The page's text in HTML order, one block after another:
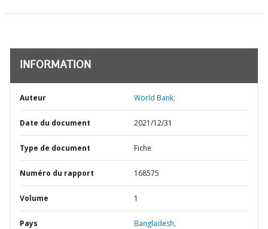
INFORMATION
Auteur World Bank;
Date du document 2021/12/31
Type de document Fiche
Numéro du rapport 168575
Volume 1
Pays Bangladesh,